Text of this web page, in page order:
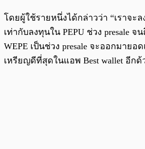
โดยผู้ใช้รายหนึ่งได้กล่าวว่า “เราจะล
เท่ากับลงทุนใน PEPU ช่วง presale จ
WEPE เป็นช่วง presale จะออกมายอ
เหรียญดีที่สุดในแอพ Best wallet อีกด้